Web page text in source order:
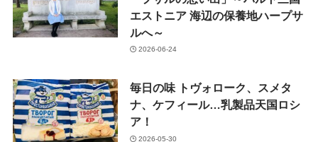
エストニア 海辺の保養地ハープサ
ルへ～
2026-06-24
毎日の味 トヴォローク、スメタ
ナ、ケフィール…乳製品天国ロシ
ア！
2026-05-30